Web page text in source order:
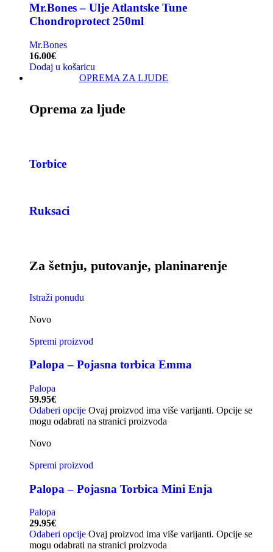
Mr.Bones – Ulje Atlantske Tune
Chondroprotect 250ml
Mr.Bones
16.00€
Dodaj u košaricu
OPREMA ZA LJUDE
Oprema za ljude
Torbice
Ruksaci
Za šetnju, putovanje, planinarenje
Istraži ponudu
Novo
Spremi proizvod
Palopa – Pojasna torbica Emma
Palopa
59.95€
Odaberi opcije Ovaj proizvod ima više varijanti. Opcije se
mogu odabrati na stranici proizvoda
Novo
Spremi proizvod
Palopa – Pojasna Torbica Mini Enja
Palopa
29.95€
Odaberi opcije Ovaj proizvod ima više varijanti. Opcije se
mogu odabrati na stranici proizvoda